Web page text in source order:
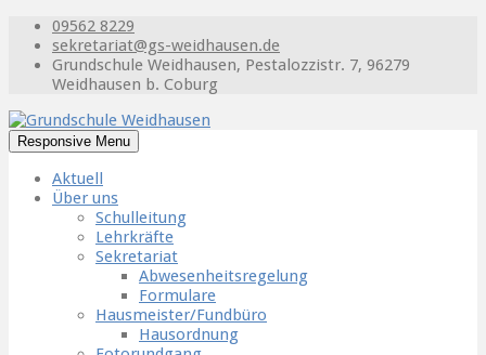
09562 8229
sekretariat@gs-weidhausen.de
Grundschule Weidhausen, Pestalozzistr. 7, 96279
Weidhausen b. Coburg
Responsive Menu
Aktuell
Über uns
Schulleitung
Lehrkräfte
Sekretariat
Abwesenheitsregelung
Formulare
Hausmeister/Fundbüro
Hausordnung